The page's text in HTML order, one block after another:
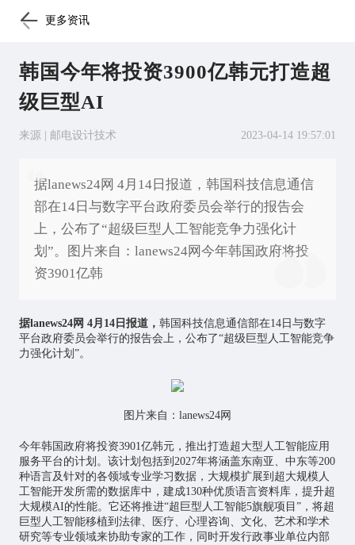
更多资讯
韩国今年将投资3900亿韩元打造超
级巨型AI
来源 | 邮电设计技术 2023-04-14 19:57:01
据lanews24网 4月14日报道，韩国科技信息通信
部在14日与数字平台政府委员会举行的报告会
上，公布了“超级巨型人工智能竞争力强化计
划”。图片来自：lanews24网今年韩国政府将投
资3901亿韩
据lanews24网 4月14日报道， 韩国科技信息通信部在14日与数字
平台政府委员会举行的报告会上，公布了“超级巨型 人工智能竞争
力强化计划”。
图片来自：lanews24网
今年韩国政府将投资3901亿韩元，推出打造超大型人工智能应用
服务平台的计划。该计划包括到2027年将涵盖东南亚、中东等200
种语言及针对的各领域专业学习数据，大规模扩展到超大规模人
工智能开发所需的数据库中，建成130种优质语言资料库，提升超
大规模AI的性能。它还将推进“超巨型人工智能5旗舰项目”，将超
巨型人工智能移植到法律、医疗、心理咨询、文化、艺术和学术
研究等专业领域来协助专家的工作，同时开发行政事业单位内部